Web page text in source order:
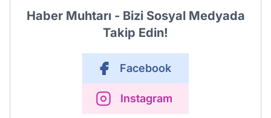
Haber Muhtarı - Bizi Sosyal Medyada
Takip Edin!
Facebook
Instagram